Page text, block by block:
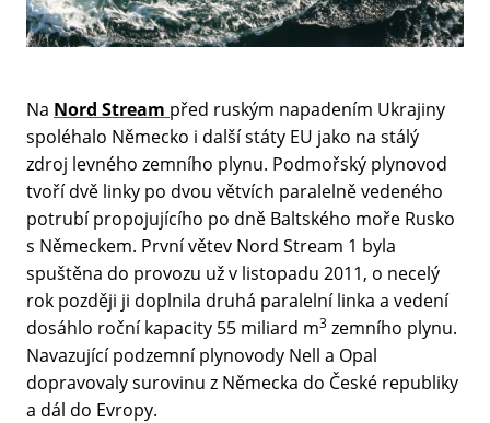
Na Nord Stream před ruským napadením Ukrajiny
spoléhalo Německo i další státy EU jako na stálý
zdroj levného zemního plynu. Podmořský plynovod
tvoří dvě linky po dvou větvích paralelně vedeného
potrubí propojujícího po dně Baltského moře Rusko
s Německem. První větev Nord Stream 1 byla
spuštěna do provozu už v listopadu 2011, o necelý
rok později ji doplnila druhá paralelní linka a vedení
dosáhlo roční kapacity 55 miliard m3 zemního plynu.
Navazující podzemní plynovody Nell a Opal
dopravovaly surovinu z Německa do České republiky
a dál do Evropy.